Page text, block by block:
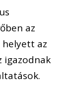
az
az
igazodnak